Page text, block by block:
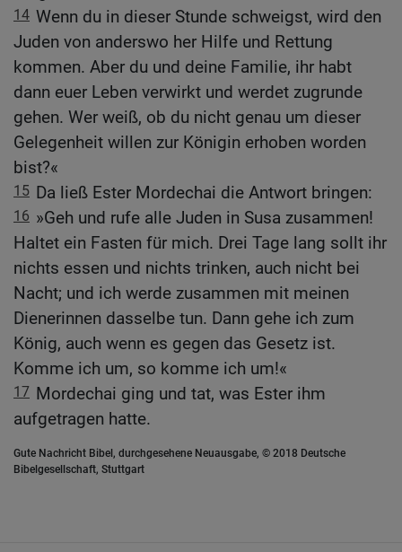
14 Wenn du in dieser Stunde schweigst, wird den
Juden von anderswo her Hilfe und Rettung
kommen. Aber du und deine Familie, ihr habt
dann euer Leben verwirkt und werdet zugrunde
gehen. Wer weiß, ob du nicht genau um dieser
Gelegenheit willen zur Königin erhoben worden
bist?«
15 Da ließ Ester Mordechai die Antwort bringen:
16 »Geh und rufe alle Juden in Susa zusammen!
Haltet ein Fasten für mich. Drei Tage lang sollt ihr
nichts essen und nichts trinken, auch nicht bei
Nacht; und ich werde zusammen mit meinen
Dienerinnen dasselbe tun. Dann gehe ich zum
König, auch wenn es gegen das Gesetz ist.
Komme ich um, so komme ich um!«
17 Mordechai ging und tat, was Ester ihm
aufgetragen hatte.
Gute Nachricht Bibel, durchgesehene Neuausgabe, © 2018 Deutsche
Bibelgesellschaft, Stuttgart